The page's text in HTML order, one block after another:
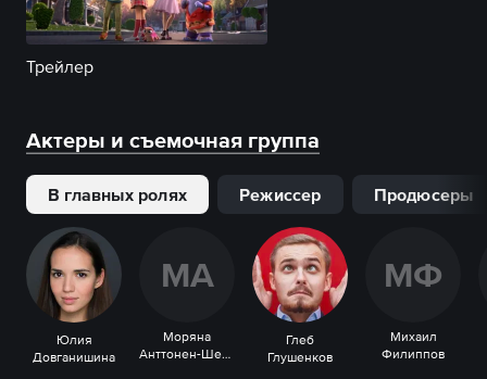
Трейлер
Актеры и съемочная группа
В главных ролях Режиссер Продюсеры
Юлия
Довганишина
МА
Моряна
Анттонен-Шестакова
Глеб
Глушенков
МФ
Михаил
Филиппов